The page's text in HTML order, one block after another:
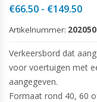
€66.50 - €149.50
tot
Artikelnummer:
Verkeersbord dat
voor voertuigen met
aangegeven.
Formaat rond 40, 60